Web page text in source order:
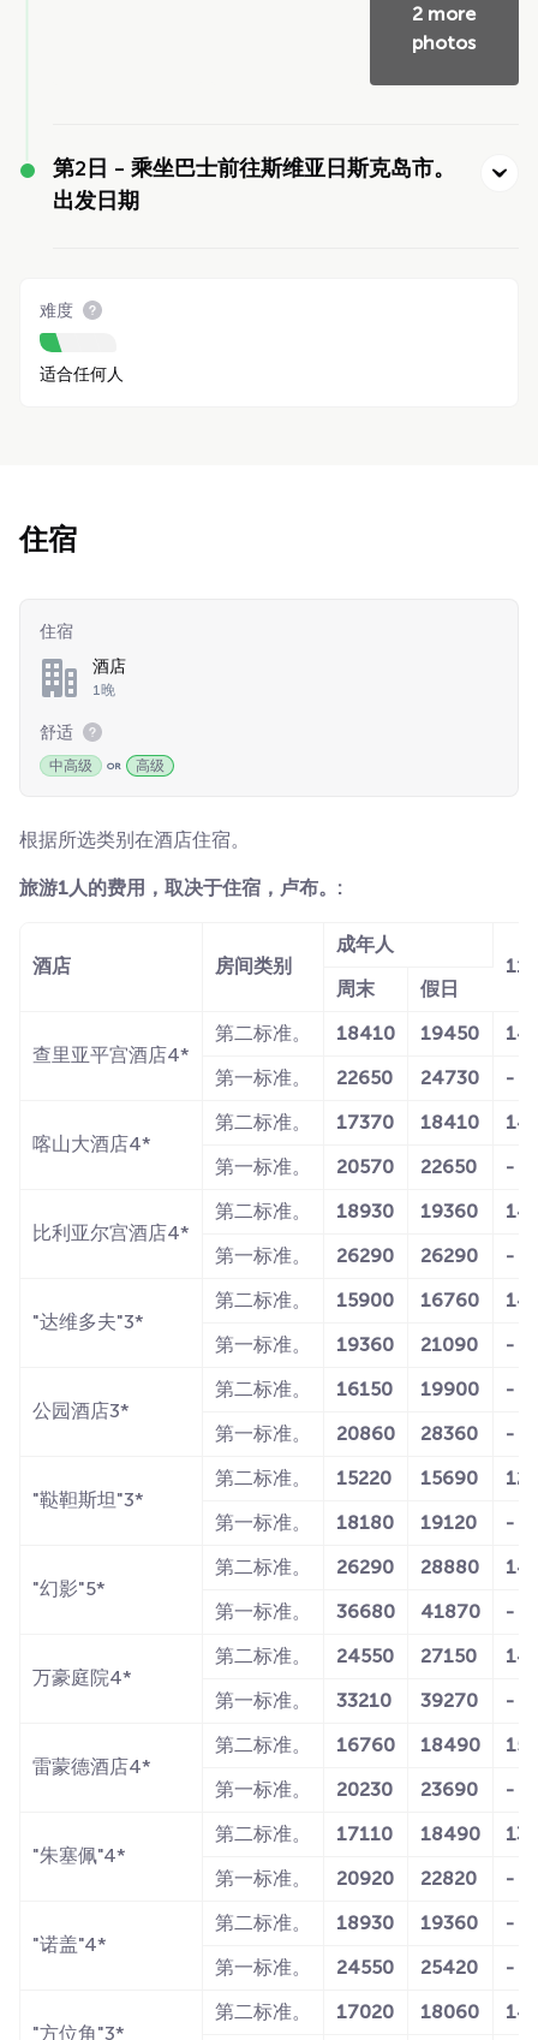
2 more
photos
第2日 - 乘坐巴士前往斯维亚日斯克岛市。
出发日期
难度
适合任何人
住宿
住宿
酒店
1晚
舒适
中高级 高级
根据所选类别在酒店住宿。
旅游1人的费用，取决于住宿，卢布。:
酒店 房间类别
成年人
11
周末
假日
查里亚平宫酒店4*
第二标准。 18410 19450
第一标准。
22650 24730 -
喀山大酒店4*
第二标准。 17370 18410
第一标准。
20570 22650 -
比利亚尔宫酒店4*
第二标准。 18930 19360
第一标准。
26290 26290 -
"达维多夫"3*
第二标准。 15900 16760
第一标准。
19360 21090 -
公园酒店3*
第二标准。 16150 19900
-
第一标准。
20860 28360 -
"鞑靼斯坦"3*
第二标准。 15220 15690
第一标准。
18180 19120 -
"幻影"5*
第二标准。 26290 28880
第一标准。
36680 41870 -
万豪庭院4*
第二标准。 24550 27150
第一标准。
33210 39270 -
雷蒙德酒店4*
第二标准。 16760 18490
第一标准。
20230 23690 -
"朱塞佩"4*
第二标准。 17110 18490
第一标准。
20920 22820 -
"诺盖"4*
第二标准。 18930 19360
-
第一标准。
24550 25420 -
"方位角"3*
第二标准。 17020 18060